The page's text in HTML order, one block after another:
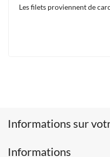
Les filets proviennent de
Informations sur
Informations